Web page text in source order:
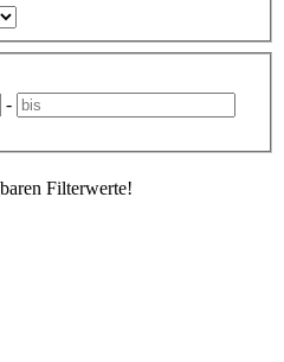
-
Filterwerte!